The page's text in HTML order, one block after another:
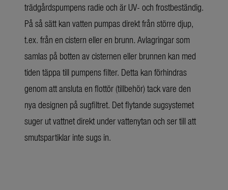
trädgårdspumpens radie och är UV- och frostbeständig.
På så sätt kan vatten pumpas direkt från större djup,
t.ex. från en cistern eller en brunn. Avlagringar som
samlas på botten av cisternen eller brunnen kan med
tiden täppa till pumpens filter. Detta kan förhindras
genom att ansluta en flottör (tillbehör) tack vare den
nya designen på sugfiltret. Det flytande sugsystemet
suger ut vattnet direkt under vattenytan och ser till att
smutspartiklar inte sugs in.